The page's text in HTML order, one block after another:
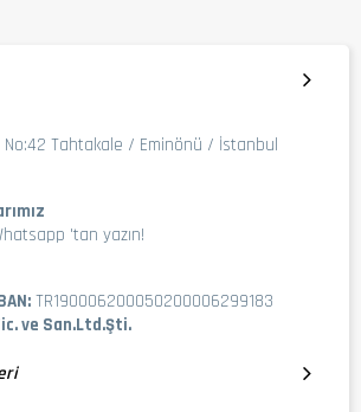
No:42 Tahtakale / Eminönü / İstanbul
'tan yazın!
TR190006200050200006299183
ve San.Ltd.Şti.